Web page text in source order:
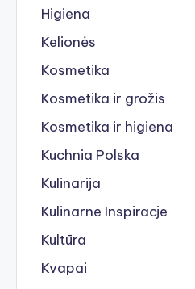
Higiena
Kelionės
Kosmetika
Kosmetika ir grožis
Kosmetika ir higiena
Kuchnia Polska
Kulinarija
Kulinarne Inspiracje
Kultūra
Kvapai